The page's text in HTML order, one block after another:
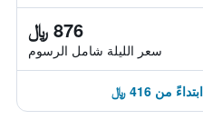
876 ﷼
سعر الليلة شامل الرسوم